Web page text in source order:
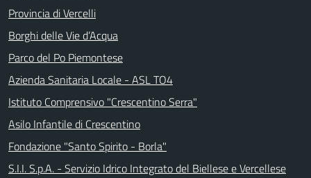
Provincia di Vercelli
Borghi delle Vie d’Acqua
Parco del Po Piemontese
Azienda Sanitaria Locale - ASL TO4
Istituto Comprensivo "Crescentino Serra"
Asilo Infantile di Crescentino
Fondazione "Santo Spirito - Borla"
S.I.I. S.p.A. - Servizio Idrico Integrato del Biellese e Vercellese